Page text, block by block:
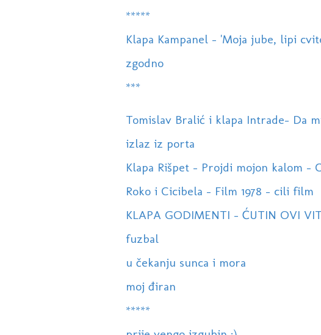
*****
Klapa Kampanel - 'Moja jube, lipi
zgodno
***
Tomislav Bralić i klapa Intrade- Da
izlaz iz porta
Klapa Rišpet - Projdi mojon kalom -
Roko i Cicibela - Film 1978 - cili film
KLAPA GODIMENTI - ĆUTIN OVI
fuzbal
u čekanju sunca i mora
moj điran
*****